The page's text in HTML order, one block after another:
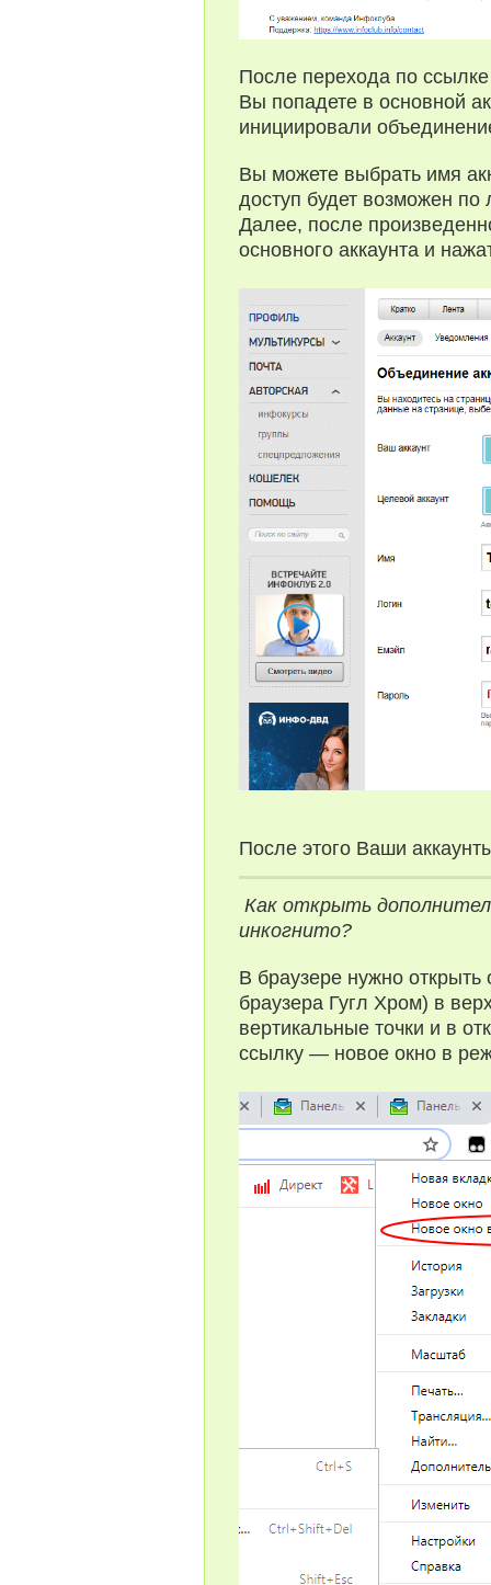
После перехода по
Вы попадете в основной
инициировали
Вы можете выбрать имя
доступ будет возможен по
Далее, после
основного аккаунта и
После этого Ваши
Как открыть
инкогнито?
В браузере нужно
браузера Гугл Хром) в
вертикальные точки и в
ссылку — новое окно в